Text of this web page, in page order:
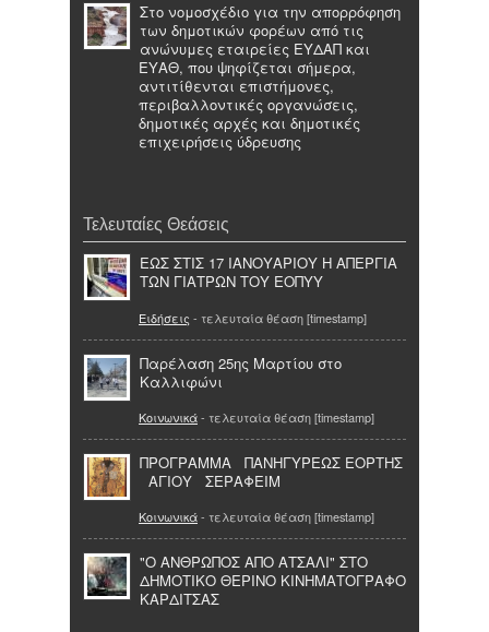
Στο νομοσχέδιο για την απορρόφηση
των δημοτικών φορέων από τις
ανώνυμες εταιρείες ΕΥΔΑΠ και
ΕΥΑΘ, που ψηφίζεται σήμερα,
αντιτίθενται επιστήμονες,
περιβαλλοντικές οργανώσεις,
δημοτικές αρχές και δημοτικές
επιχειρήσεις ύδρευσης
Τελευταίες Θεάσεις
ΕΩΣ ΣΤΙΣ 17 ΙΑΝΟΥΑΡΙΟΥ Η ΑΠΕΡΓΙΑ
ΤΩΝ ΓΙΑΤΡΩΝ ΤΟΥ ΕΟΠΥΥ
Ειδήσεις - τελευταία θέαση [timestamp]
Παρέλαση 25ης Μαρτίου στο
Καλλιφώνι
Κοινωνικά- τελευταία θέαση [timestamp]
ΠΡΟΓΡΑΜΜΑ ΠΑΝΗΓΥΡΕΩΣ ΕΟΡΤΗΣ
ΑΓΙΟΥ ΣΕΡΑΦΕΙΜ
Κοινωνικά- τελευταία θέαση [timestamp]
"Ο ΑΝΘΡΩΠΟΣ ΑΠΟ ΑΤΣΑΛΙ" ΣΤΟ
ΔΗΜΟΤΙΚΟ ΘΕΡΙΝΟ ΚΙΝΗΜΑΤΟΓΡΑΦΟ
ΚΑΡΔΙΤΣΑΣ